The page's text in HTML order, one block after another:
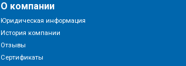
О компании
Юридическая информация
История компании
Отзывы
Сертификаты